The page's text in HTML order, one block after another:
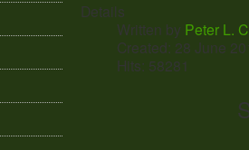
Details
Written by Peter L.
Created: 28 June
Hits: 58281